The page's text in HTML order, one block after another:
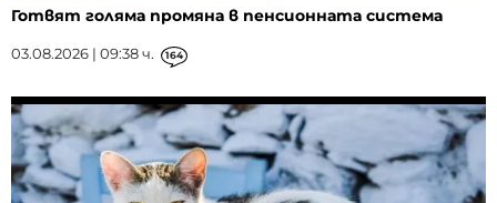
Готвят голяма промяна в пенсионната система
03.08.2026 | 09:38 ч. 164